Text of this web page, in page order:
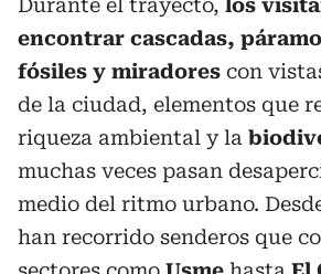
encontrar cascadas,
fósiles y miradores con
de la ciudad, elementos que
riqueza ambiental y la
muchas veces pasan
medio del ritmo urbano.
han recorrido senderos que